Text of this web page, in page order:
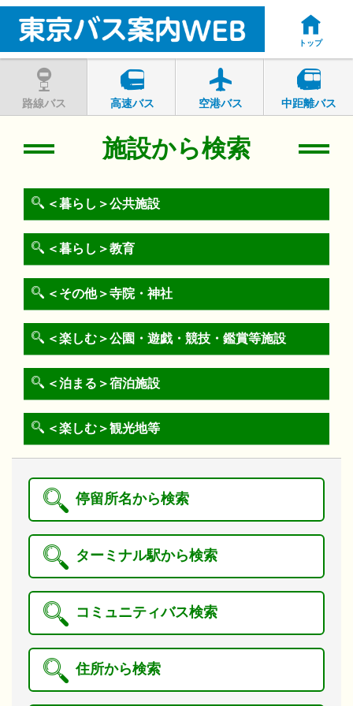
トップ
路線バス 高速バス 空港バス 中距離バス
施設から検索
＜暮らし＞公共施設
＜暮らし＞教育
＜その他＞寺院・神社
＜楽しむ＞公園・遊戯・競技・鑑賞等施設
＜泊まる＞宿泊施設
＜楽しむ＞観光地等
停留所名から検索
ターミナル駅から検索
コミュニティバス検索
住所から検索